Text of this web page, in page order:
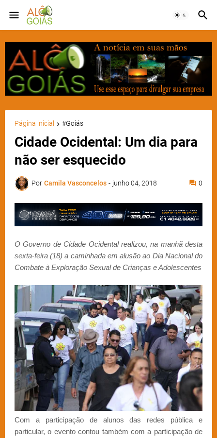
Página inicial #Goiás
Cidade Ocidental: Um dia para
não ser esquecido
Por Camila Vasconcelos - junho 04, 2018 0
O Governo de Cidade Ocidental realizou, na manhã desta
sexta-feira (18) a caminhada em alusão ao Dia Nacional do
Combate à Exploração Sexual de Crianças e Adolescentes
Com a participação de alunos das redes pública e
particular, o evento contou também com a participação de